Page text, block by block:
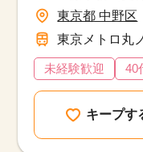
東京都 中野区
東京メトロ丸
未経験歓迎 40
キープす